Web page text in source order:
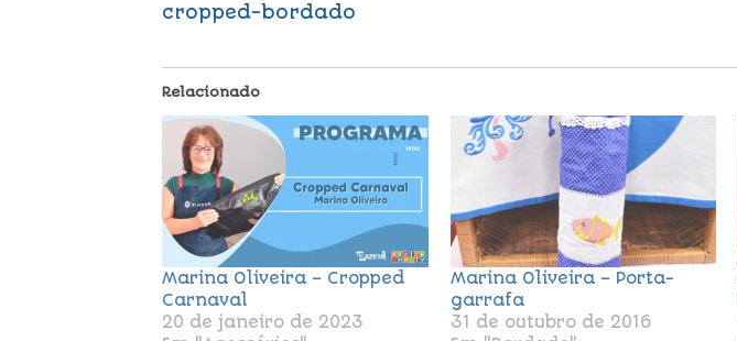
cropped-bordado
Relacionado
Marina Oliveira – Cropped
Carnaval
20 de janeiro de 2023
Marina Oliveira – Porta-
garrafa
31 de outubro de 2016